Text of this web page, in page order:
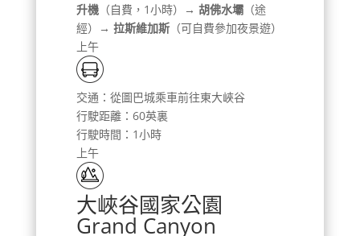
升機（自費，1小時） → 胡佛水壩（途
經）
→ 拉斯維加斯（可自費參加夜景遊）
上午
交通：從圖巴城乘車前往東大峽谷
行駛距離：60英裏
行駛時間：1小時
上午
大峽谷國家公園
Grand Canyon